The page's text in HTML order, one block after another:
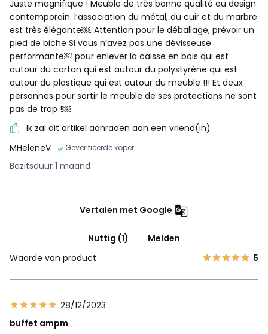
Juste magnifique ! Meuble de très bonne qualité au design
contemporain. l’association du métal, du cuir et du marbre
est très élégante￼. Attention pour le déballage, prévoir un
pied de biche Si vous n’avez pas une dévisseuse
performante￼ pour enlever la caisse en bois qui est
autour du carton qui est autour du polystyrène qui est
autour du plastique qui est autour du meuble !!! Et deux
personnes pour sortir le meuble de ses protections ne sont
pas de trop !￼
Ik zal dit artikel aanraden aan een vriend(in)
MHeleneV
Geverifieerde koper
Bezitsduur 1 maand
Vertalen met Google
Nuttig (1)
Melden
Waarde van product
5
28/12/2023
buffet ampm